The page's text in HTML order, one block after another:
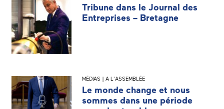
Tribune dans le Journal des
Entreprises – Bretagne
MÉDIAS | A L'ASSEMBLÉE
Le monde change et nous
sommes dans une période